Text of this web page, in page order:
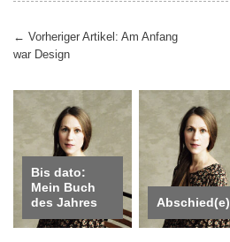
← Vorheriger Artikel: Am Anfang
war Design
Bis dato:
Mein Buch
des Jahres
Abschied(e)